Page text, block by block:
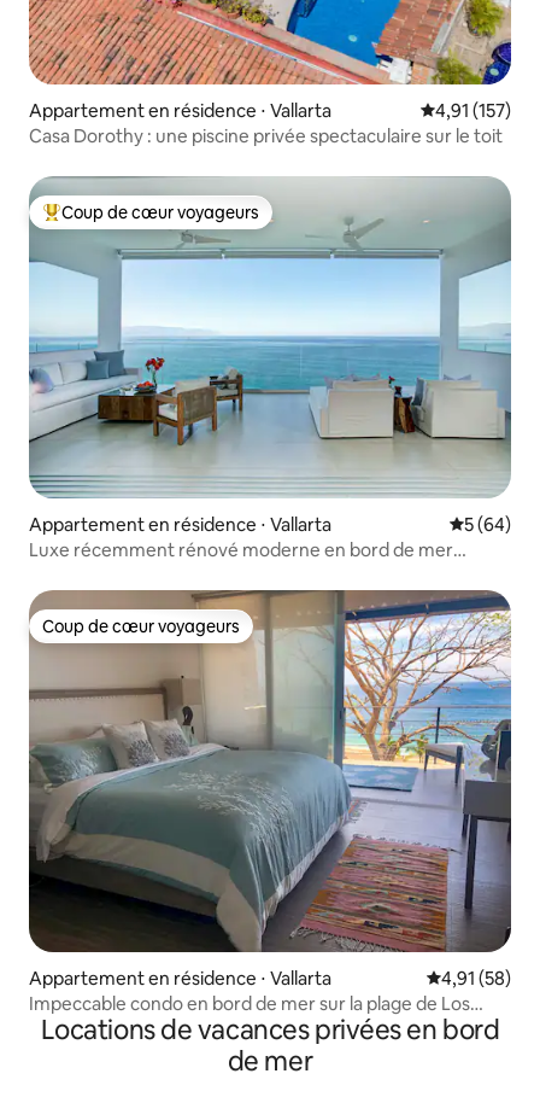
Appartement en résidence ⋅ Vallarta Évaluation
4,91 (157)
Casa Dorothy : une piscine privée spectaculaire sur le toit
Coups de cœur voyageurs les plus appréciés
Coup de cœur voyageurs
Appartement en résidence ⋅ Vallarta
5 (64)
Luxe récemment rénové moderne en bord de mer
Coup de cœur voyageurs
Coup de cœur voyageurs
Appartement en résidence ⋅ Vallarta Évaluation
4,91 (58)
Impeccable condo en bord de mer sur la plage de Los
Muertos
Locations de vacances privées en bord
de mer